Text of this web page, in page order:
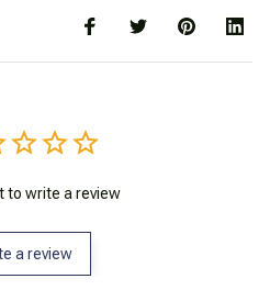
to write a review
a review